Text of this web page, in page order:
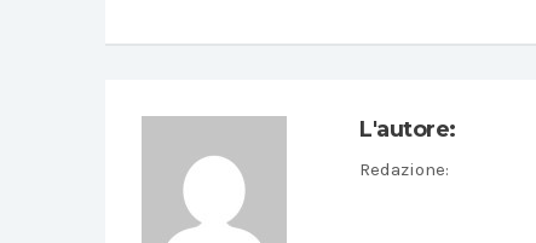
L'autore:
Redazione: